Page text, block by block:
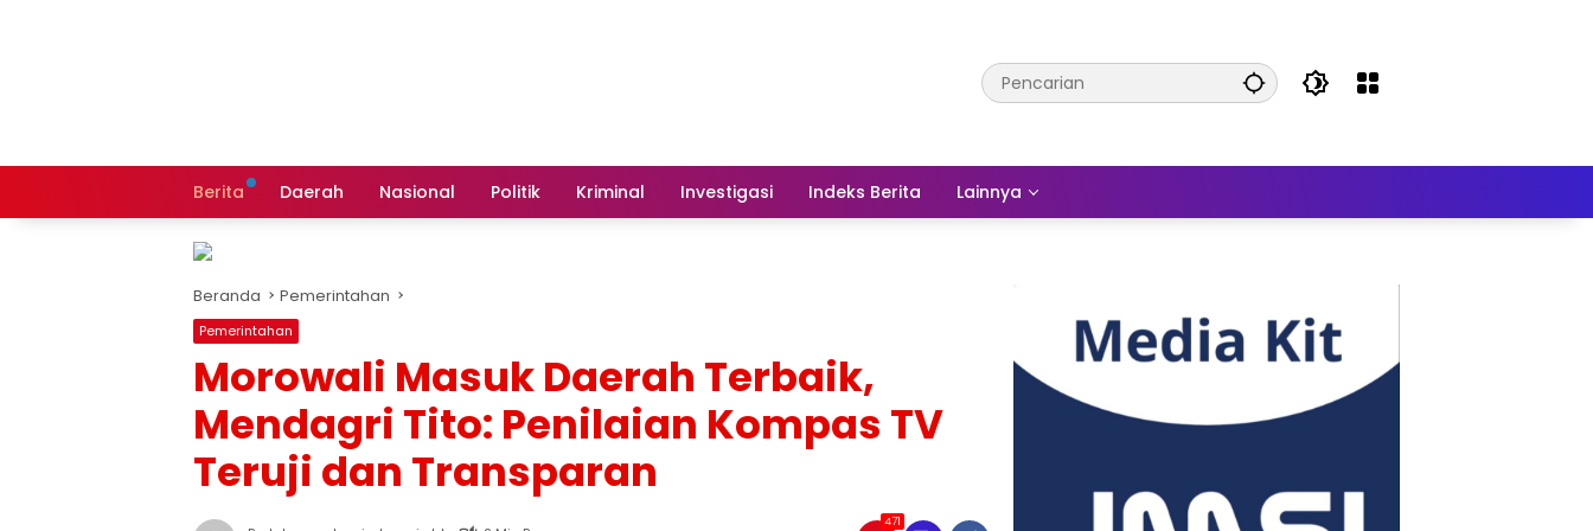
Berita Daerah Nasional Politik Kriminal Investigasi Indeks Berita Lainnya
Beranda Pemerintahan
Pemerintahan
Morowali Masuk Daerah Terbaik,
Mendagri Tito: Penilaian Kompas TV
Teruji dan Transparan
471